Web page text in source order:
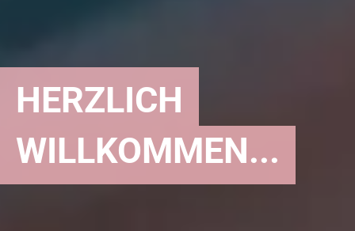
HERZLICH
WILLKOMMEN...